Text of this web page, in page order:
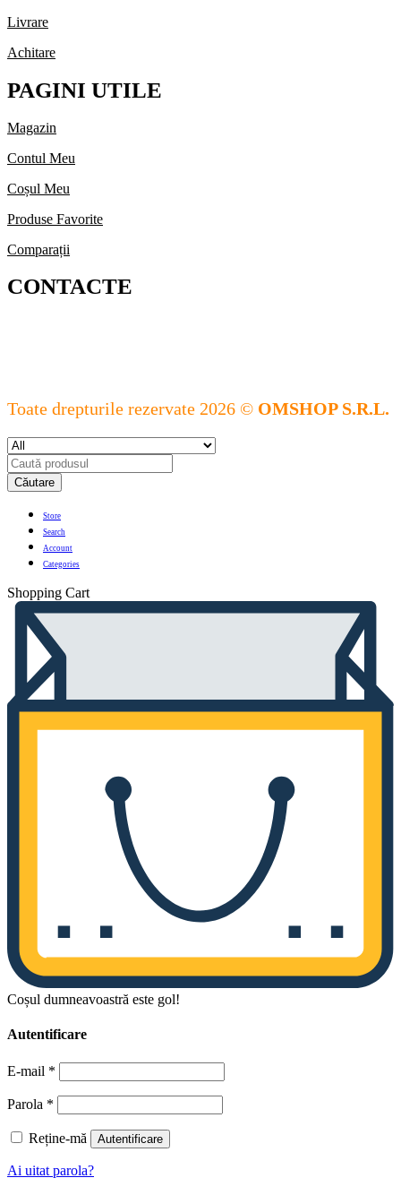
Livrare
Achitare
PAGINI UTILE
Magazin
Contul Meu
Coșul Meu
Produse Favorite
Comparații
CONTACTE
Toate drepturile rezervate 2026 © OMSHOP S.R.L.
Căutare
Store
Search
Account
Categories
Shopping Cart
Coșul dumneavoastră este gol!
Autentificare
E-mail *
Parola *
Reține-mă Autentificare
Ai uitat parola?